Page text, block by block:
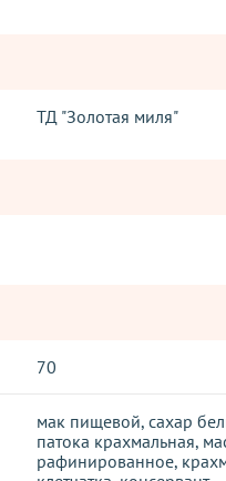
ТД "Золотая миля"
70
мак пищевой, сахар
патока крахмальная,
рафинированное,